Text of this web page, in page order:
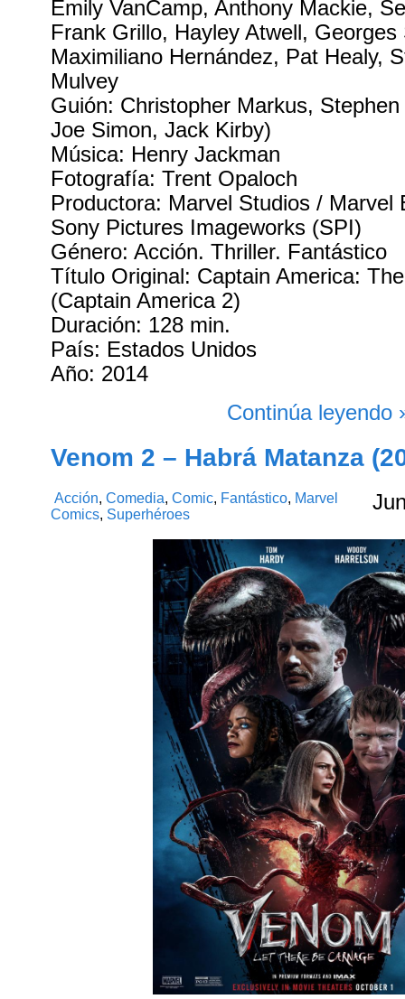
Emily VanCamp, Anthony Mackie,
Frank Grillo, Hayley Atwell, Georges
Maximiliano Hernández, Pat Healy,
Mulvey
Guión: Christopher Markus,
Joe Simon, Jack Kirby)
Música: Henry Jackman
Fotografía: Trent Opaloch
Productora: Marvel Studios / Marvel
Sony Pictures Imageworks (SPI)
Género: Acción. Thriller. Fantástico
Título Original: Captain America:
(Captain America 2)
Duración: 128 min.
País: Estados Unidos
Año: 2014
Continúa leyendo
Venom 2 – Habrá Matanza
Acción,Comedia,Comic, Fantástico, Marvel
Comics, Superhéroes